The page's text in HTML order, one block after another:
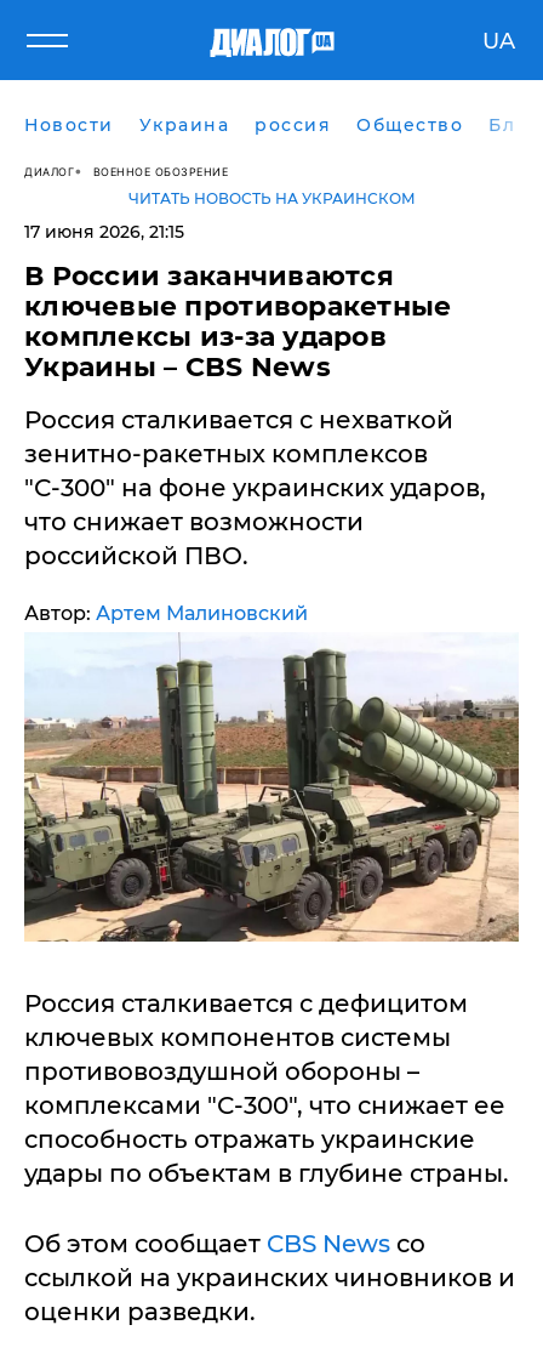
UA
Новости Украина россия Общество
ДИАЛОГ ВОЕННОЕ ОБОЗРЕНИЕ
ЧИТАТЬ НОВОСТЬ НА УКРАИНСКОМ
17 июня 2026, 21:15
В России заканчиваются
ключевые противоракетные
комплексы из-за ударов
Украины – CBS News
Россия сталкивается с нехваткой
зенитно-ракетных комплексов
"С-300" на фоне украинских ударов,
что снижает возможности
российской ПВО.
Автор: Артем Малиновский
Россия сталкивается с дефицитом
ключевых компонентов системы
противовоздушной обороны –
комплексами "С-300", что снижает ее
способность отражать украинские
удары по объектам в глубине страны.
Об этом сообщает CBS News со
ссылкой на украинских чиновников и
оценки разведки.